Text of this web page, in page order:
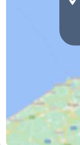
Sluis
Cadzand
-